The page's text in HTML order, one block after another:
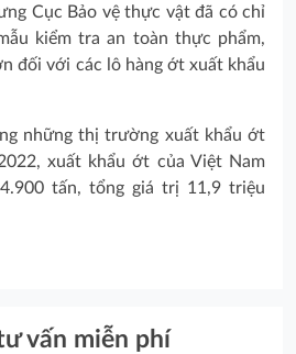
Cục Bảo vệ thực vật đã có chỉ
kiểm tra an toàn thực phẩm,
đối với các lô hàng ớt xuất khẩu
những thị trường xuất khẩu ớt
xuất khẩu ớt của Việt Nam
tấn, tổng giá trị 11,9 triệu
vấn miễn phí